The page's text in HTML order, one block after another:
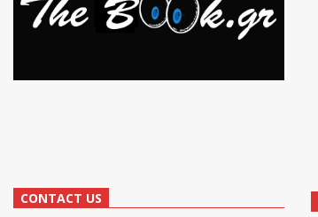
CONTACT US